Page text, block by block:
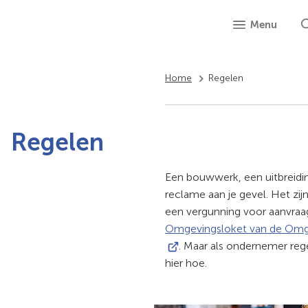
Menu
Home Regelen
Regelen
Een bouwwerk, een
reclame aan je gevel. Het
een vergunning voor
Omgevingsloket van de
. Maar als ondernemer
hier hoe.